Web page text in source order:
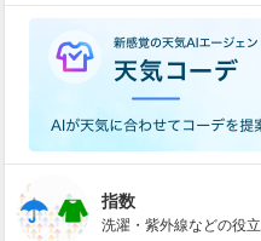
指数
洗濯・紫外線などの役